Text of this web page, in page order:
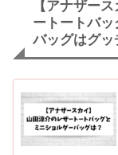
【アナザー
ートートバ
バッグはグッ